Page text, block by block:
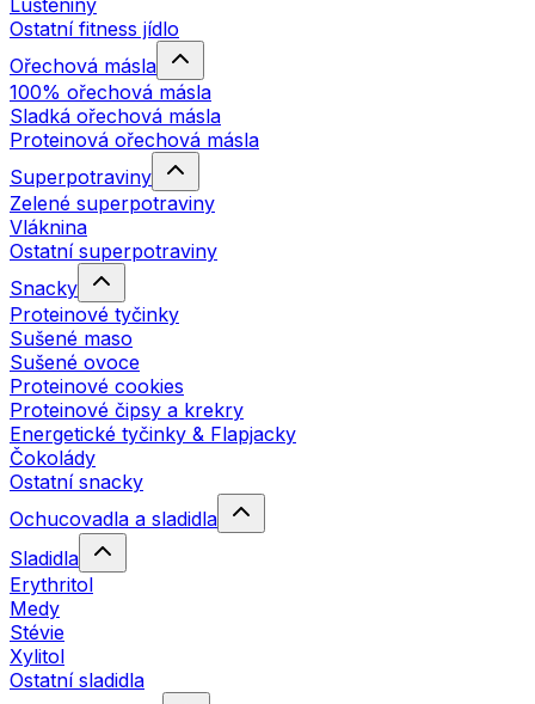
Luštěniny
Ostatní fitness jídlo
Ořechová másla
100% ořechová másla
Sladká ořechová másla
Proteinová ořechová másla
Superpotraviny
Zelené superpotraviny
Vláknina
Ostatní superpotraviny
Snacky
Proteinové tyčinky
Sušené maso
Sušené ovoce
Proteinové cookies
Proteinové čipsy a krekry
Energetické tyčinky & Flapjacky
Čokolády
Ostatní snacky
Ochucovadla a sladidla
Sladidla
Erythritol
Medy
Stévie
Xylitol
Ostatní sladidla